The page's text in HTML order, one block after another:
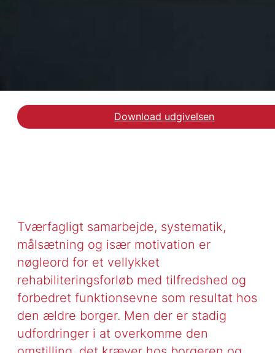
Download udgivelsen
Tværfagligt samarbejde, systematik,
målsætning og især motivation er
nøgleord for et vellykket
rehabiliteringsforløb med tilfredshed og
forbedret funktionsevne som resultat hos
den ældre borger. Men der er stadig
udfordringer i at overkomme den